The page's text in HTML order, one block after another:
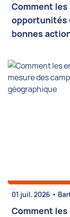
Comment
opportunités
bonnes
01 juil. 2026 •
Comment